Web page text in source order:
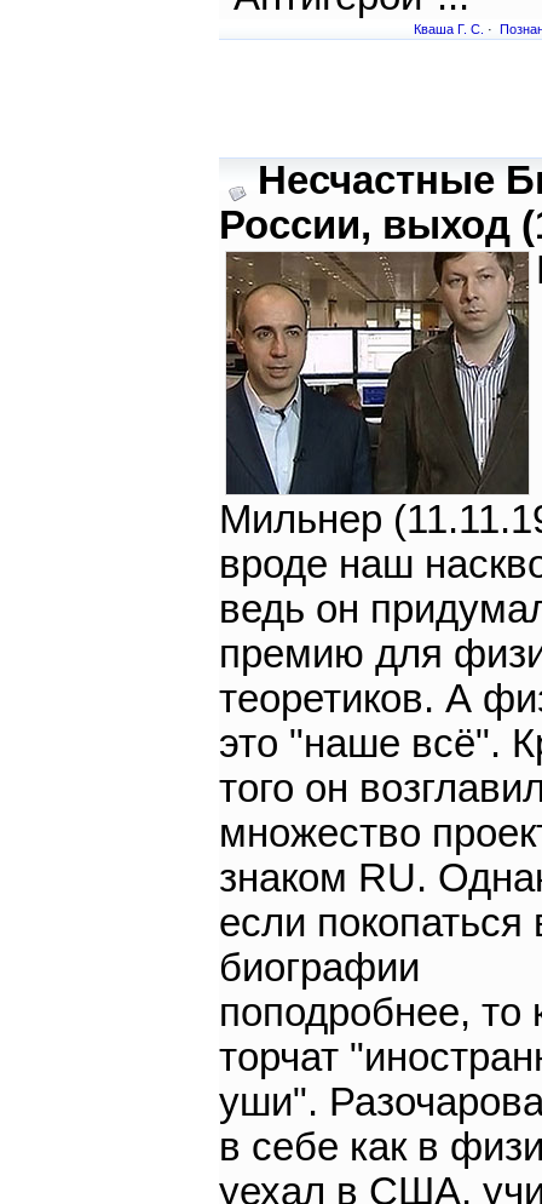
Кваша Г. С. ·
Несчастные
России, выход
Мильнер
вроде наш
ведь он
премию для
теоретиков. А
это "наше всё".
того он
множество
знаком RU.
если покопаться
биографии
поподробнее, то
торчат
уши".
в себе как в
уехал в США,